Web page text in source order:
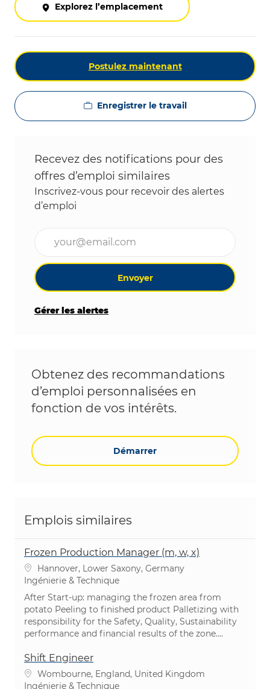
Explorez l’emplacement
Postulez maintenant
Enregistrer le travail
Recevez des notifications pour des
offres d’emploi similaires
Inscrivez-vous pour recevoir des alertes
d’emploi
Envoyer
Gérer les alertes
Obtenez des recommandations
d’emploi personnalisées en
fonction de vos intérêts.
Démarrer
Emplois similaires
Frozen Production Manager (m, w, x)
Emplacement
Hannover, Lower Saxony, Germany
Catégorie
Ingénierie & Technique
After Start-up: managing the frozen area from
potato Peeling to finished product Palletizing with
responsibility for the Safety, Quality, Sustainability
performance and financial results of the zone....
Shift Engineer
Emplacement
Wombourne, England, United Kingdom
Catégorie
Ingénierie & Technique